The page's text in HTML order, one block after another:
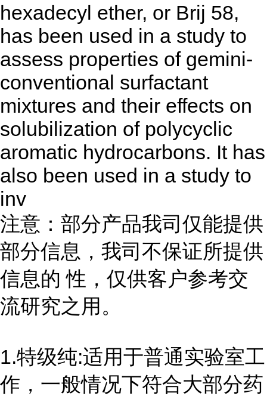
hexadecyl ether, or Brij 58,
has been used in a study to
assess properties of gemini-
conventional surfactant
mixtures and their effects on
solubilization of polycyclic
aromatic hydrocarbons. It has
also been used in a study to
inv
注意：部分产品我司仅能提供
部分信息，我司不保证所提供
信息的 性，仅供客户参考交
流研究之用。
1.特级纯:适用于普通实验室工
作，一般情况下符合大部分药